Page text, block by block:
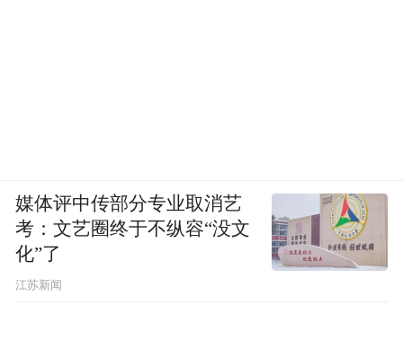
媒体评中传部分专业取消艺
考：文艺圈终于不纵容“没文
化”了
江苏新闻